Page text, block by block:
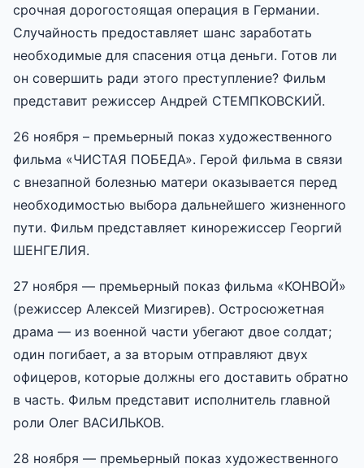
срочная дорогостоящая операция в Германии.
Случайность предоставляет шанс заработать
необходимые для спасения отца деньги. Готов ли
он совершить ради этого преступление? Фильм
представит режиссер Андрей СТЕМПКОВСКИЙ.
26 ноября – премьерный показ художественного
фильма «ЧИСТАЯ ПОБЕДА». Герой фильма в связи
с внезапной болезнью матери оказывается перед
необходимостью выбора дальнейшего жизненного
пути. Фильм представляет кинорежиссер Георгий
ШЕНГЕЛИЯ.
27 ноября — премьерный показ фильма «КОНВОЙ»
(режиссер Алексей Мизгирев). Остросюжетная
драма — из военной части убегают двое солдат;
один погибает, а за вторым отправляют двух
офицеров, которые должны его доставить обратно
в часть. Фильм представит исполнитель главной
роли Олег ВАСИЛЬКОВ.
28 ноября — премьерный показ художественного